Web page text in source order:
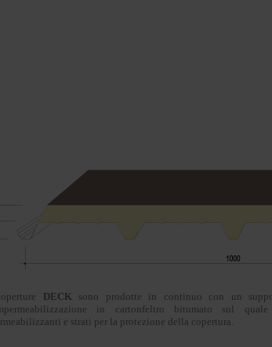
DECK
sono prodotte in continuo con un
in cartonfeltro bitumato sul
e strati per la protezione della copertura.